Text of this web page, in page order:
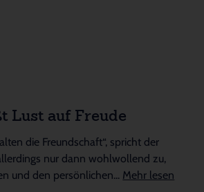
Lust auf Freude
die Freundschaft“, spricht der
nur dann wohlwollend zu,
und den persönlichen... Mehr lesen